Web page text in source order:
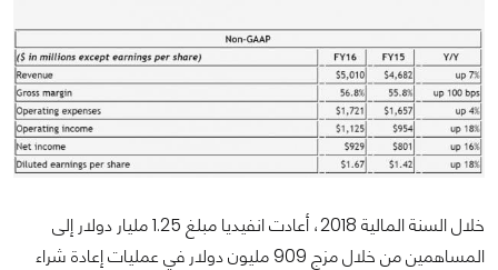
خلال السنة المالية 2018، أعادت انفيديا مبلغ 1.25 مليار دولار إلى
المساهمين من خلال مزج 909 مليون دولار في عمليات إعادة شراء